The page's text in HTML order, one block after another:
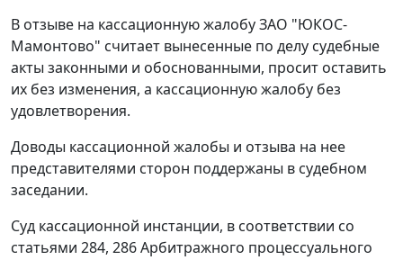
В отзыве на кассационную жалобу ЗАО "ЮКОС-
Мамонтово" считает вынесенные по делу судебные
акты законными и обоснованными, просит оставить
их без изменения, а кассационную жалобу без
удовлетворения.
Доводы кассационной жалобы и отзыва на нее
представителями сторон поддержаны в судебном
заседании.
Суд кассационной инстанции, в соответствии со
статьями 284, 286Арбитражного процессуального